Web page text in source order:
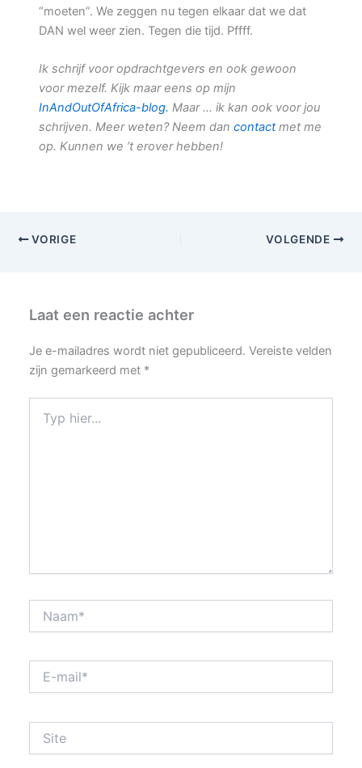
“moeten”. We zeggen nu tegen elkaar dat we dat
DAN wel weer zien. Tegen die tijd. Pffff.
Ik schrijf voor opdrachtgevers en ook gewoon
voor mezelf. Kijk maar eens op mijn
InAndOutOfAfrica-blog. Maar … ik kan ook voor jou
schrijven. Meer weten? Neem dan contactmet me
op. Kunnen we ’t erover hebben!
VORIGE VOLGENDE
Laat een reactie achter
Je e-mailadres wordt niet gepubliceerd. Vereiste velden
zijn gemarkeerd met *
hier...
mail*